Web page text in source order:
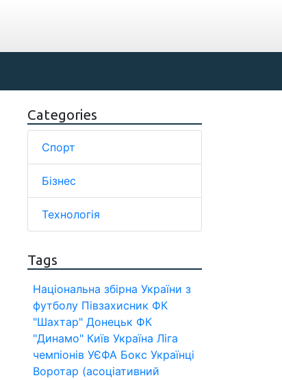
Categories
Спорт
Бізнес
Технологія
Tags
Національна збірна України з
футболу Півзахисник ФК
"Шахтар" Донецьк ФК
"Динамо" Київ Україна Ліга
чемпіонів УЄФА Бокс Українці
Воротар (асоціативний